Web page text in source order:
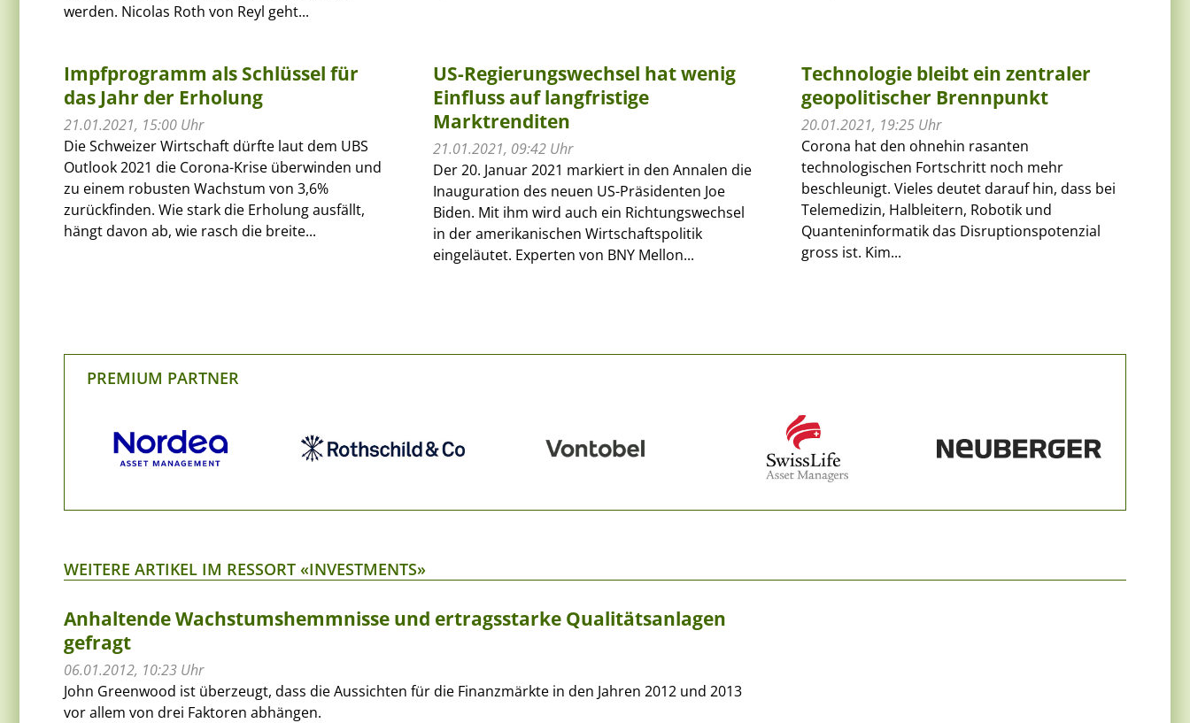
werden. Nicolas Roth von Reyl geht...
Impfprogramm als Schlüssel für
das Jahr der Erholung
21.01.2021, 15:00 Uhr
Die Schweizer Wirtschaft dürfte laut dem UBS
Outlook 2021 die Corona-Krise überwinden und
zu einem robusten Wachstum von 3,6%
zurückfinden. Wie stark die Erholung ausfällt,
hängt davon ab, wie rasch die breite...
US-Regierungswechsel hat wenig
Einfluss auf langfristige
Marktrenditen
21.01.2021, 09:42 Uhr
Der 20. Januar 2021 markiert in den Annalen die
Inauguration des neuen US-Präsidenten Joe
Biden. Mit ihm wird auch ein Richtungswechsel
in der amerikanischen Wirtschaftspolitik
eingeläutet. Experten von BNY Mellon...
Technologie bleibt ein zentraler
geopolitischer Brennpunkt
20.01.2021, 19:25 Uhr
Corona hat den ohnehin rasanten
technologischen Fortschritt noch mehr
beschleunigt. Vieles deutet darauf hin, dass bei
Telemedizin, Halbleitern, Robotik und
Quanteninformatik das Disruptionspotenzial
gross ist. Kim...
PREMIUM PARTNER
WEITERE ARTIKEL IM RESSORT «INVESTMENTS»
Anhaltende Wachstumshemmnisse und ertragsstarke Qualitätsanlagen
gefragt
06.01.2012, 10:23 Uhr
John Greenwood ist überzeugt, dass die Aussichten für die Finanzmärkte in den Jahren 2012 und 2013
vor allem von drei Faktoren abhängen.